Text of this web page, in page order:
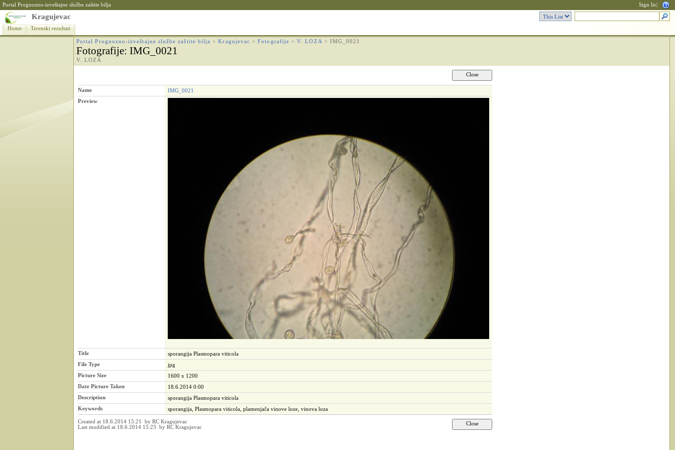
Portal Prognozno-izveštajne službe zaštite bilja Sign In
Kragujevac
Home Terenski rezultati
Portal Prognozno-izveštajne službe zaštite bilja >Kragujevac >Fotografije >V. LOZA > IMG_0021
Fotografije: IMG_0021
V. LOZA
Name
IMG_0021
Preview
Title
sporangija Plasmopara viticola
File Type
jpg
Picture Size
1600 x 1200
Date Picture Taken
18.6.2014 0:00
Description
sporangija Plasmopara viticola
Keywords
sporangija, Plasmopara viticola, plamenjača vinove loze, vinova loza
Created at 18.6.2014 15:21 by RC Kragujevac
Last modified at 18.6.2014 15:23 by RC Kragujevac